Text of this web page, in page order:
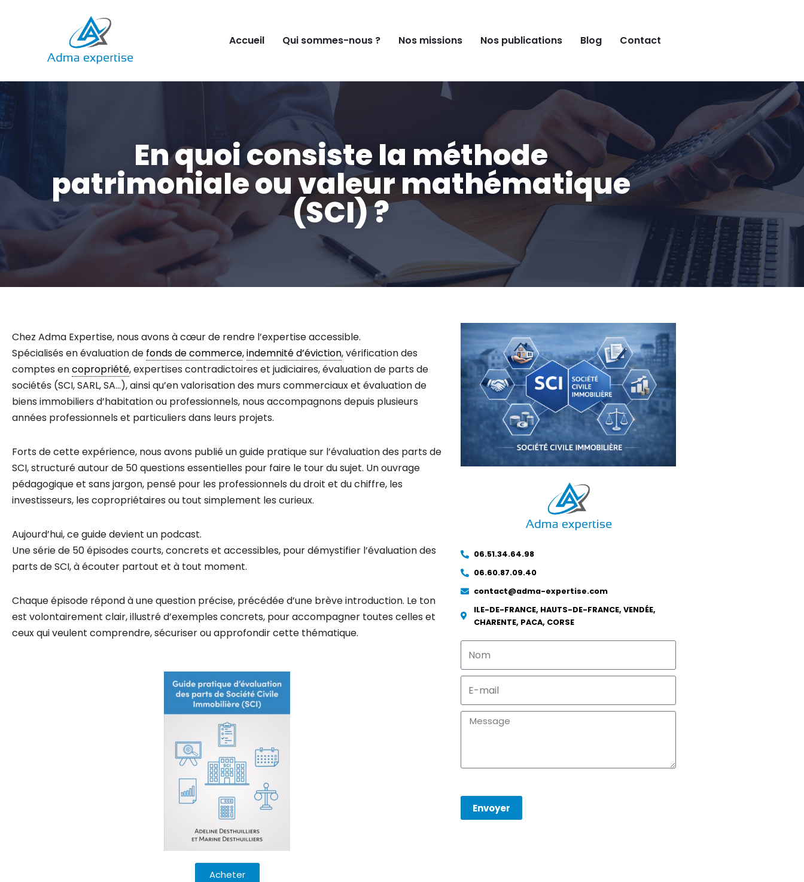
contenu
Accueil Qui sommes-nous ? Nos missions Nos publications Blog Contact
En quoi consiste la méthode
patrimoniale ou valeur mathématique
(SCI) ?
Chez Adma Expertise, nous avons à cœur de rendre l’expertise accessible.
Spécialisés en évaluation de fonds de commerce,indemnité d’éviction, vérification des
comptes encopropriété, expertises contradictoires et judiciaires, évaluation de parts de
sociétés (SCI, SARL, SA…), ainsi qu’en valorisation des murs commerciaux et évaluation de
biens immobiliers d’habitation ou professionnels, nous accompagnons depuis plusieurs
années professionnels et particuliers dans leurs projets.
Forts de cette expérience, nous avons publié un guide pratique sur l’évaluation des parts de
SCI, structuré autour de 50 questions essentielles pour faire le tour du sujet. Un ouvrage
pédagogique et sans jargon, pensé pour les professionnels du droit et du chiffre, les
investisseurs, les copropriétaires ou tout simplement les curieux.
Aujourd’hui, ce guide devient un podcast.
Une série de 50 épisodes courts, concrets et accessibles, pour démystifier l’évaluation des
parts de SCI, à écouter partout et à tout moment.
Chaque épisode répond à une question précise, précédée d’une brève introduction. Le ton
est volontairement clair, illustré d’exemples concrets, pour accompagner toutes celles et
ceux qui veulent comprendre, sécuriser ou approfondir cette thématique.
Acheter
06.51.34.64.98
06.60.87.09.40
contact@adma-expertise.com
ILE-DE-FRANCE, HAUTS-DE-FRANCE, VENDÉE,
CHARENTE, PACA, CORSE
Envoyer